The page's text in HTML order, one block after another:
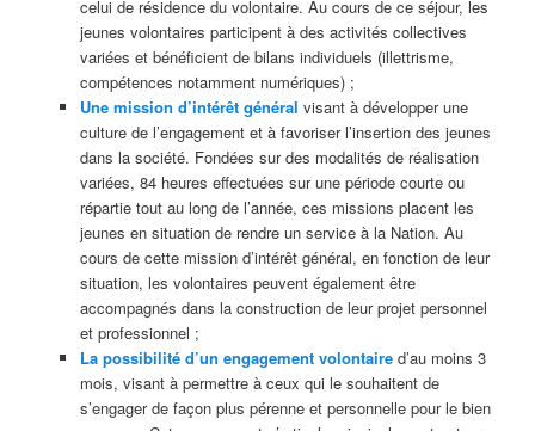
celui de résidence du volontaire. Au cours de ce séjour, les
jeunes volontaires participent à des activités collectives
variées et bénéficient de bilans individuels (illettrisme,
compétences notamment numériques) ;
Une mission d’intérêt général visant à développer une
culture de l’engagement et à favoriser l’insertion des jeunes
dans la société. Fondées sur des modalités de réalisation
variées, 84 heures effectuées sur une période courte ou
répartie tout au long de l’année, ces missions placent les
jeunes en situation de rendre un service à la Nation. Au
cours de cette mission d’intérêt général, en fonction de leur
situation, les volontaires peuvent également être
accompagnés dans la construction de leur projet personnel
et professionnel ;
La possibilité d’un engagement volontaired’au moins 3
mois, visant à permettre à ceux qui le souhaitent de
s’engager de façon plus pérenne et personnelle pour le bien